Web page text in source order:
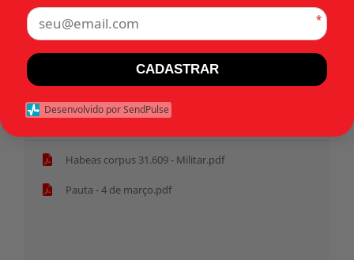
Rio de Janeiro (RJ)
Tags:
Início
Habeas corpus 31.609 - Militar.pdf
Pauta - 4 de março.pdf
*
CADASTRAR
Desenvolvido por SendPulse